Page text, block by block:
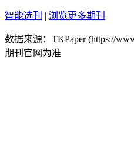
智能选刊 | 浏览更多期刊
数据来源：TKPaper (https://
期刊官网为准